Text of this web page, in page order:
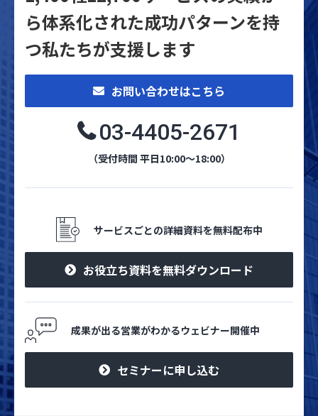
ら体系化された成功パターンを持
つ私たちが支援します
お問い合わせはこちら
03-4405-2671
（受付時間 平日10:00～18:00）
サービスごとの詳細資料を無料配布中
お役立ち資料を無料ダウンロード
成果が出る営業がわかるウェビナー開催中
セミナーに申し込む